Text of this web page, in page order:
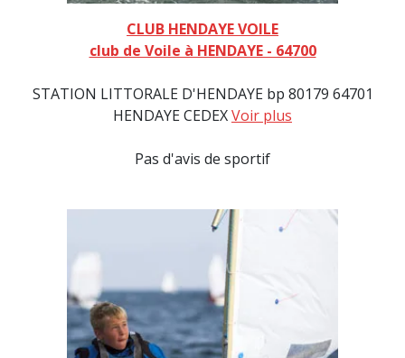
CLUB HENDAYE VOILE
club de Voile à HENDAYE - 64700
STATION LITTORALE D'HENDAYE bp 80179 64701
HENDAYE CEDEXVoir plus
Pas d'avis de sportif